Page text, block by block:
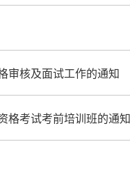
审核及面试工作的通知
格考试考前培训班的通知